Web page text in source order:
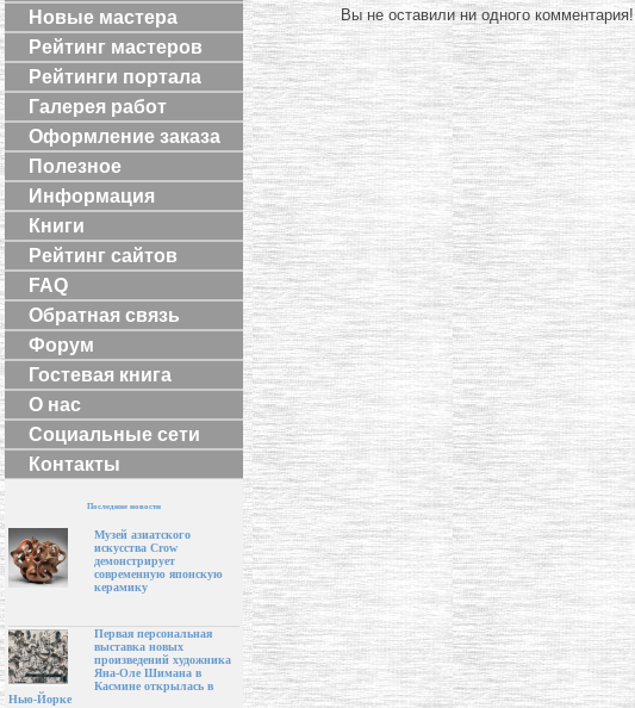
Новые мастера
Рейтинг мастеров
Рейтинги портала
Галерея работ
Оформление заказа
Полезное
Информация
Книги
Рейтинг сайтов
FAQ
Обратная связь
Форум
Гостевая книга
О нас
Социальные сети
Контакты
Последние новости
Музей азиатского
искусства Crow
демонстрирует
современную японскую
керамику
Первая персональная
выставка новых
произведений художника
Яна-Оле Шимана в
Касмине открылась в
Нью-Йорке
Вы не оставили ни одного комментария!